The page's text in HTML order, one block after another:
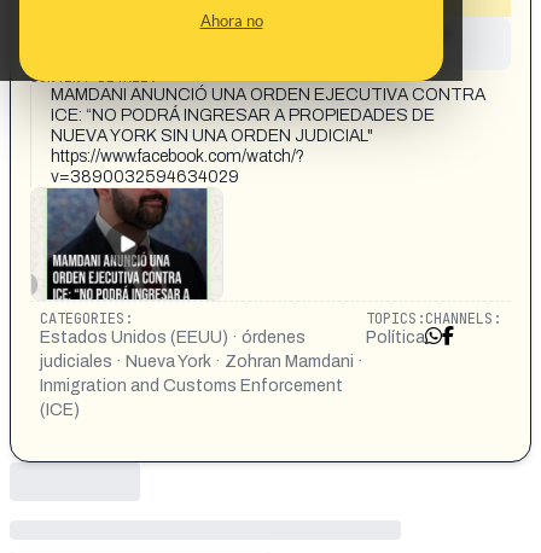
Ahora no
This content has not yet been investigated by the
CONTENT DETAIL:
MAMDANI ANUNCIÓ UNA ORDEN EJECUTIVA CONTRA
ICE: “NO PODRÁ INGRESAR A PROPIEDADES DE
NUEVA YORK SIN UNA ORDEN JUDICIAL"
https://www.facebook.com/watch/?
v=3890032594634029
CATEGORIES:
Estados Unidos (EEUU) · órdenes
judiciales · Nueva York · Zohran Mamdani ·
Inmigration and Customs Enforcement
(ICE)
TOPICS:
Política
CHANNELS: